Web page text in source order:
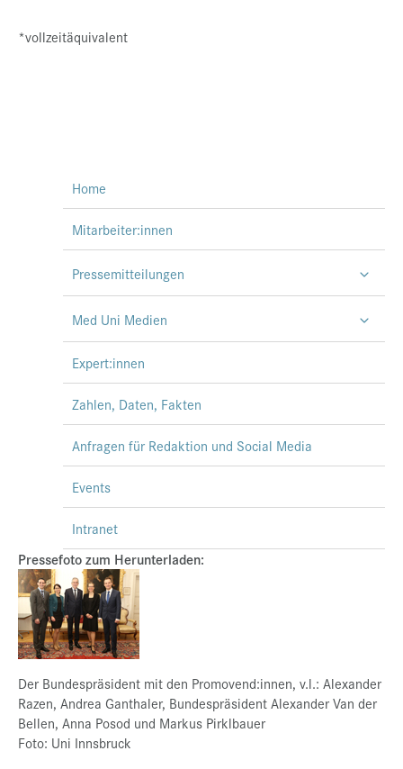
*vollzeitäquivalent
Home
Mitarbeiter:innen
Pressemitteilungen
Med Uni Medien
Expert:innen
Zahlen, Daten, Fakten
Anfragen für Redaktion und Social Media
Events
Intranet
Pressefoto zum Herunterladen:
Der Bundespräsident mit den Promovend:innen, v.l.: Alexander
Razen, Andrea Ganthaler, Bundespräsident Alexander Van der
Bellen, Anna Posod und Markus Pirklbauer
Foto: Uni Innsbruck